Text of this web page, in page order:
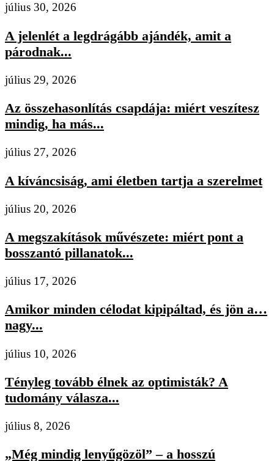
július 30, 2026
A jelenlét a legdrágább ajándék, amit a
párodnak...
július 29, 2026
Az összehasonlítás csapdája: miért veszítesz
mindig, ha más...
július 27, 2026
A kíváncsiság, ami életben tartja a szerelmet
július 20, 2026
A megszakítások művészete: miért pont a
bosszantó pillanatok...
július 17, 2026
Amikor minden célodat kipipáltad, és jön a…
nagy...
július 10, 2026
Tényleg tovább élnek az optimisták? A
tudomány válasza...
július 8, 2026
„Még mindig lenyűgözöl” – a hosszú